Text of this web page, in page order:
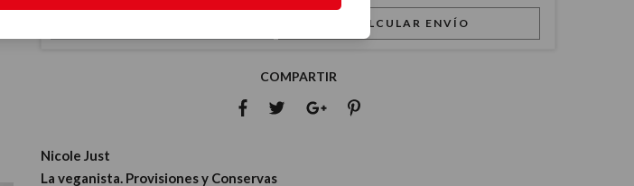
CALCULAR ENVÍO
COMPARTIR
Nicole Just
La veganista. Provisiones y Conservas